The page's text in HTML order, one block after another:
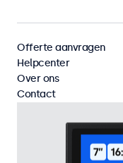
Filter (17)
VESA 75 x 75
Offerte aanvragen
Helpcenter
Over ons
Contact